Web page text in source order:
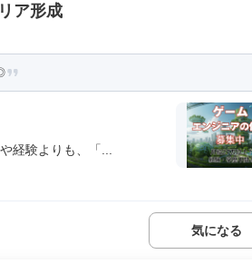
ア形成
経験よりも、「...
気になる